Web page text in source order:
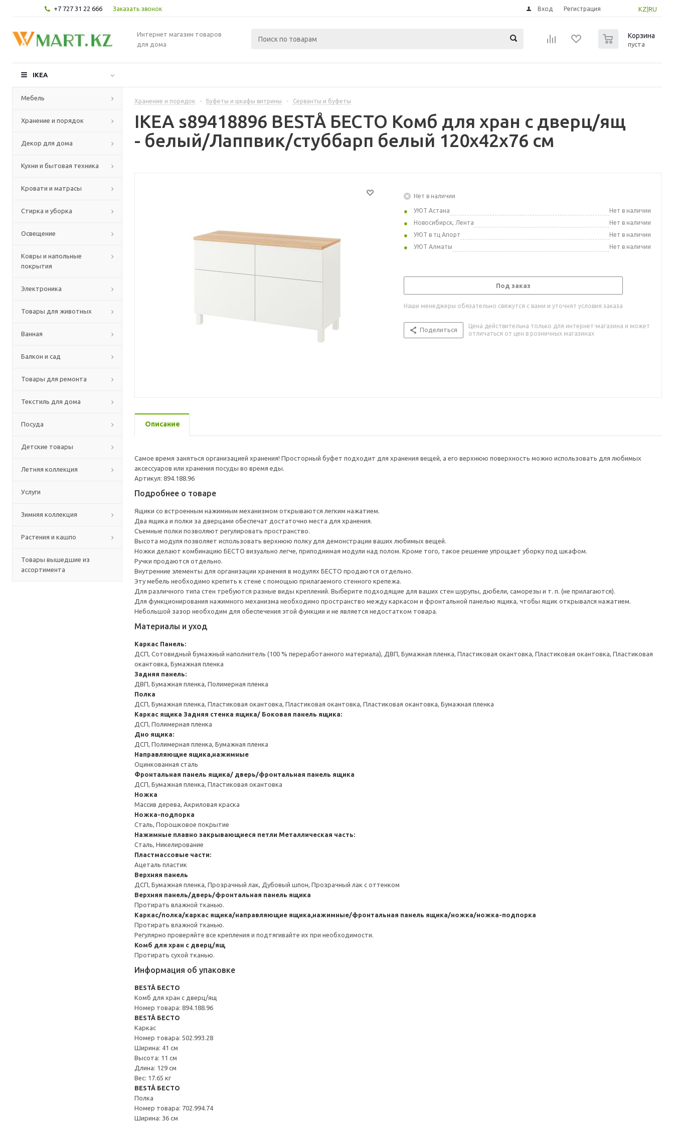
+7 727 31 22 666 Заказать звонок KZ RU
Вход Регистрация
Интернет магазин товаров
для дома
Корзина
пуста
IKEA
Мебель
Хранение и порядок
Декор для дома
Кухни и бытовая техника
Кровати и матрасы
Стирка и уборка
Освещение
Ковры и напольные
покрытия
Электроника
Товары для животных
Ванная
Балкон и сад
Товары для ремонта
Текстиль для дома
Посуда
Детские товары
Летняя коллекция
Услуги
Зимняя коллекция
Растения и кашпо
Товары вышедшие из
ассортимента
Хранение и порядок - Буфеты и шкафы витрины - Серванты и буфеты
IKEA s89418896 BESTÅ БЕСТО Комб для хран с дверц/ящ
- белый/Лаппвик/стуббарп белый 120x42x76 см
Нет в наличии
УЮТ Астана
Нет в наличии
Новосибирск, Лента
Нет в наличии
УЮТ в тц Апорт
Нет в наличии
УЮТ Алматы
Нет в наличии
Под заказ
Наши менеджеры обязательно свяжутся с вами и уточнят условия заказа
Поделиться
Цена действительна только для интернет-магазина и может
отличаться от цен в розничных магазинах
Описание
Самое время заняться организацией хранения! Просторный буфет подходит для хранения вещей, а его верхнюю поверхность можно использовать для любимых
аксессуаров или хранения посуды во время еды.
Артикул: 894.188.96
Подробнее о товаре
Ящики со встроенным нажимным механизмом открываются легким нажатием.
Два ящика и полки за дверцами обеспечат достаточно места для хранения.
Съемные полки позволяют регулировать пространство.
Высота модуля позволяет использовать верхнюю полку для демонстрации ваших любимых вещей.
Ножки делают комбинацию БЕСТО визуально легче, приподнимая модули над полом. Кроме того, такое решение упрощает уборку под шкафом.
Ручки продаются отдельно.
Внутренние элементы для организации хранения в модулях БЕСТО продаются отдельно.
Эту мебель необходимо крепить к стене с помощью прилагаемого стенного крепежа.
Для различного типа стен требуются разные виды креплений. Выберите подходящие для ваших стен шурупы, дюбели, саморезы и т. п. (не прилагаются).
Для функционирования нажимного механизма необходимо пространство между каркасом и фронтальной панелью ящика, чтобы ящик открывался нажатием.
Небольшой зазор необходим для обеспечения этой функции и не является недостатком товара.
Материалы и уход
Каркас Панель:
ДСП, Сотовидный бумажный наполнитель (100 % переработанного материала), ДВП, Бумажная пленка, Пластиковая окантовка, Пластиковая окантовка, Пластиковая
окантовка, Бумажная пленка
Задняя панель:
ДВП, Бумажная пленка, Полимерная пленка
Полка
ДСП, Бумажная пленка, Пластиковая окантовка, Пластиковая окантовка, Пластиковая окантовка, Бумажная пленка
Каркас ящика Задняя стенка ящика/ Боковая панель ящика:
ДСП, Полимерная пленка
Дно ящика:
ДСП, Полимерная пленка, Бумажная пленка
Направляющие ящика,нажимные
Оцинкованная сталь
Фронтальная панель ящика/ дверь/фронтальная панель ящика
ДСП, Бумажная пленка, Пластиковая окантовка
Ножка
Массив дерева, Акриловая краска
Ножка-подпорка
Сталь, Порошковое покрытие
Нажимные плавно закрывающиеся петли Металлическая часть:
Сталь, Никелирование
Пластмассовые части:
Ацеталь пластик
Верхняя панель
ДСП, Бумажная пленка, Прозрачный лак, Дубовый шпон, Прозрачный лак с оттенком
Верхняя панель/дверь/фронтальная панель ящика
Протирать влажной тканью.
Каркас/полка/каркас ящика/направляющие ящика,нажимные/фронтальная панель ящика/ножка/ножка-подпорка
Протирать влажной тканью.
Регулярно проверяйте все крепления и подтягивайте их при необходимости.
Комб для хран с дверц/ящ
Протирать сухой тканью.
Информация об упаковке
BESTÅ БЕСТО
Комб для хран с дверц/ящ
Номер товара: 894.188.96
BESTÅ БЕСТО
Каркас
Номер товара: 502.993.28
Ширина: 41 см
Высота: 11 см
Длина: 129 см
Вес: 17.65 кг
BESTÅ БЕСТО
Полка
Номер товара: 702.994.74
Ширина: 36 см